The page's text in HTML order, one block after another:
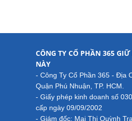
CÔNG TY CỔ PHẦN 365
NÀY
- Công Ty Cổ Phần 365 - Địa
Quận Phú Nhuận, TP. HCM.
- Giấy phép kinh doanh số
cấp ngày 09/09/2002
- Giám đốc: Mai Thị Quỳnh